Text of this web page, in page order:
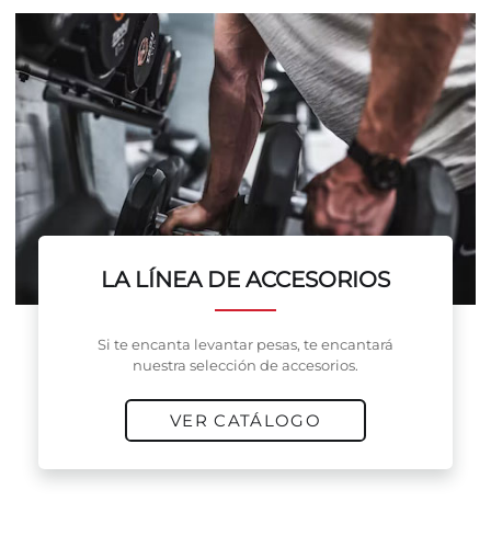
LA LÍNEA DE ACCESORIOS
Si te encanta levantar pesas, te encantará
nuestra selección de accesorios.
VER CATÁLOGO